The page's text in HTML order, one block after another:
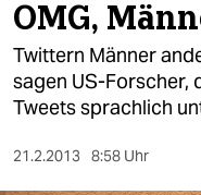
politik
öko
gesellschaft
OMG,
Twittern Männer
sagen US-Forscher,
Tweets sprachlich
21.2.2013 8:58 Uhr